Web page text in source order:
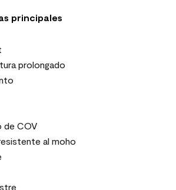
principales
prolongado
de COV
al moho